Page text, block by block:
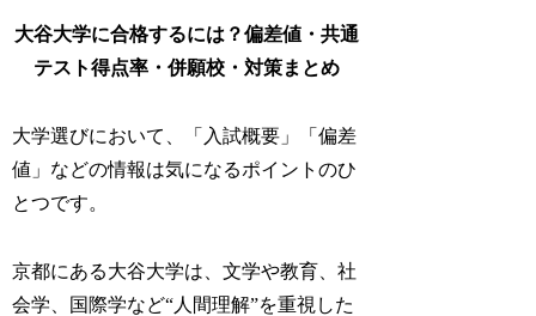
大谷大学に合格するには？偏差値・共通
テスト得点率・併願校・対策まとめ
大学選びにおいて、「入試概要」「偏差
値」などの情報は気になるポイントのひ
とつです。
京都にある大谷大学は、文学や教育、社
会学、国際学など“人間理解”を重視した